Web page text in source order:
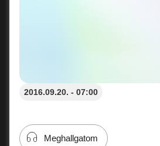
2016.09.20. - 07:00
Meghallgatom